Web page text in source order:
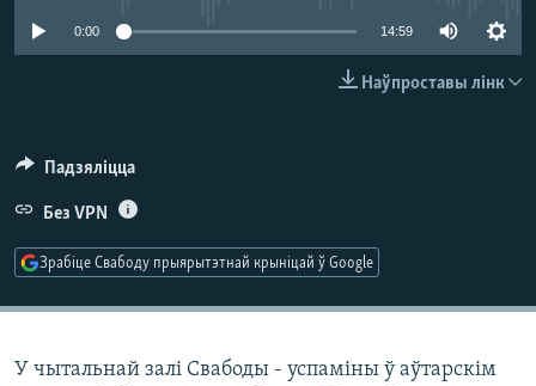
КАЛЯНДАР
НА ХВАЛЯХ СВАБОДЫ
0:00 14:59
Наўпроставы лінк
Падзяліцца
Без VPN
Зрабіце Свабоду прыярытэтнай крыніцай ў Google
У чытальнай залі Свабоды - успаміны ў аўтарскім